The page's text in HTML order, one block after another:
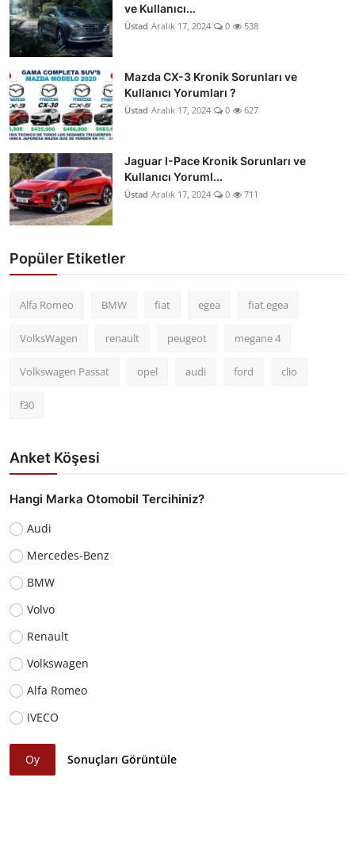
ve Kullanıcı...
Üstad Aralık 17, 2024 0 538
Mazda CX-3 Kronik Sorunları ve
Kullanıcı Yorumları ?
Üstad Aralık 17, 2024 0 627
Jaguar I-Pace Kronik Sorunları ve
Kullanıcı Yoruml...
Üstad Aralık 17, 2024 0 711
Popüler Etiketler
Alfa Romeo BMW fiat egea fiat egea
VolksWagen renault peugeot megane 4
Volkswagen Passat opel audi ford clio
f30
Anket Köşesi
Hangi Marka Otomobil Tercihiniz?
Audi
Mercedes-Benz
BMW
Volvo
Renault
Volkswagen
Alfa Romeo
IVECO
Oy Sonuçları Görüntüle